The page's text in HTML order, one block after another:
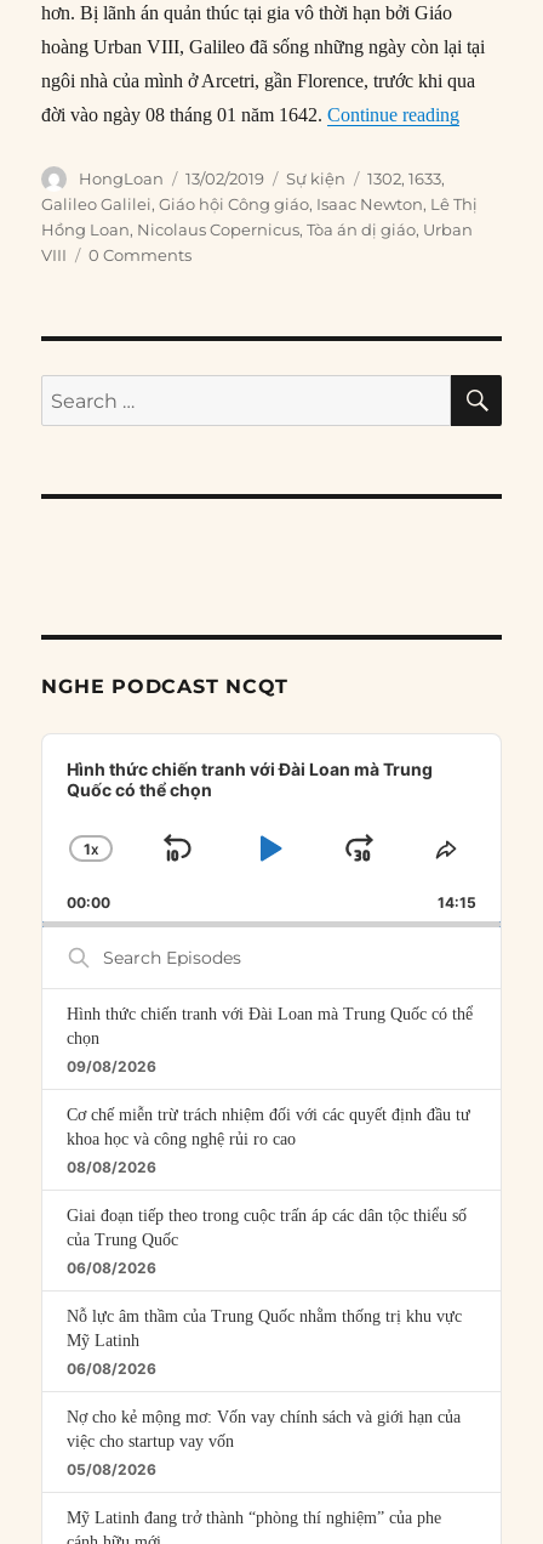
hơn. Bị lãnh án quản thúc tại gia vô thời hạn bởi Giáo
hoàng Urban VIII, Galileo đã sống những ngày còn lại tại
ngôi nhà của mình ở Arcetri, gần Florence, trước khi qua
đời vào ngày 08 tháng 01 năm 1642.Continue reading“13/02/
Author
HongLoan
Posted
on
13/02/2019 Categories
Sự kiện Tags
1302,1633,
Galileo Galilei,Giáo hội Công giáo, Isaac Newton, Lê Thị
Hồng Loan, Nicolaus Copernicus,Tòa án dị giáo, Urban
VIII
0 Comments
Search
for:
NGHE PODCAST NCQT
Audio
Player
Hình thức chiến tranh với Đài Loan mà Trung
Quốc có thể chọn
CHANGE
RATE
1X
SKIP
PLAYJUMP
FORWARD
SHARE
00:00 14:15
Search
Episodes
Hình thức chiến tranh với Đài Loan mà Trung Quốc có thể
chọn
09/08/2026
Cơ chế miễn trừ trách nhiệm đối với các quyết định đầu tư
khoa học và công nghệ rủi ro cao
08/08/2026
Giai đoạn tiếp theo trong cuộc trấn áp các dân tộc thiểu số
của Trung Quốc
06/08/2026
Nỗ lực âm thầm của Trung Quốc nhằm thống trị khu vực
Mỹ Latinh
06/08/2026
Nợ cho kẻ mộng mơ: Vốn vay chính sách và giới hạn của
việc cho startup vay vốn
05/08/2026
Mỹ Latinh đang trở thành “phòng thí nghiệm” của phe